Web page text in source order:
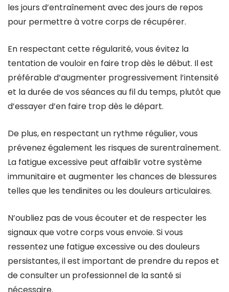
les jours d’entraînement avec des jours de repos
pour permettre à votre corps de récupérer.
En respectant cette régularité, vous évitez la
tentation de vouloir en faire trop dès le début. Il est
préférable d’augmenter progressivement l’intensité
et la durée de vos séances au fil du temps, plutôt que
d’essayer d’en faire trop dès le départ.
De plus, en respectant un rythme régulier, vous
prévenez également les risques de surentraînement.
La fatigue excessive peut affaiblir votre système
immunitaire et augmenter les chances de blessures
telles que les tendinites ou les douleurs articulaires.
N’oubliez pas de vous écouter et de respecter les
signaux que votre corps vous envoie. Si vous
ressentez une fatigue excessive ou des douleurs
persistantes, il est important de prendre du repos et
de consulter un professionnel de la santé si